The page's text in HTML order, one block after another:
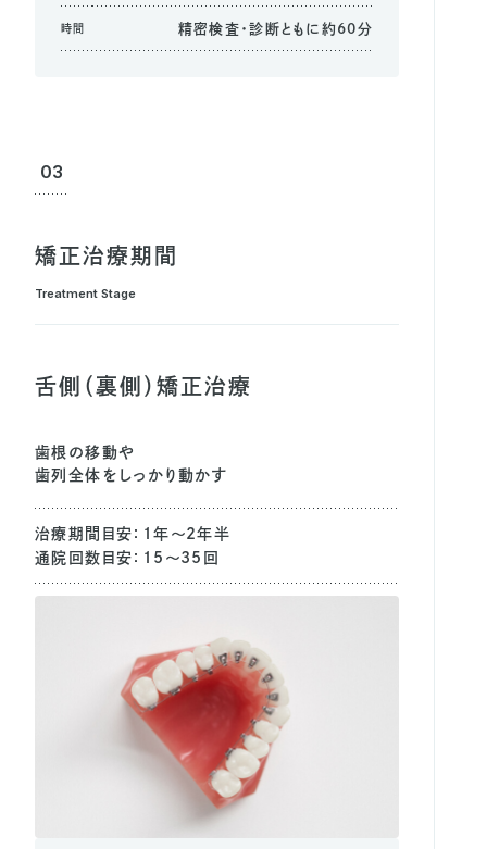
時間 精密検査・診断ともに約60分
03
矯正治療期間
Treatment Stage
舌側（裏側）矯正治療
歯根の移動や
歯列全体をしっかり動かす
治療期間目安：1年〜2年半
通院回数目安：15～35回